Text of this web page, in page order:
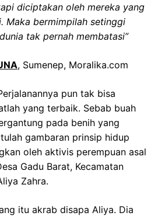
diciptakan oleh mereka yang
Maka bermimpilah setinggi
tak pernah membatasi”
, Sumenep, Moralika.com
pun tak bisa
yang terbaik. Sebab buah
pada benih yang
gambaran prinsip hidup
oleh aktivis perempuan asal
Gadu Barat, Kecamatan
Zahra.
itu akrab disapa Aliya. Dia